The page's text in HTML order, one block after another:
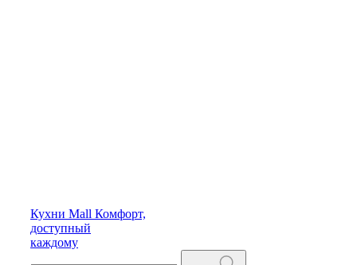
Кухни Mall Комфорт,
доступный
каждому